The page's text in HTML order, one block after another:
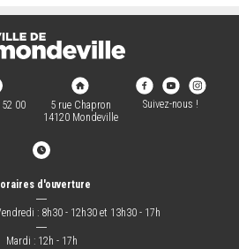
00
5 rue Chapron
14120 Mondeville
Suivez-nous !
d'ouverture
―
: 8h30 - 12h30 et 13h30 - 17h
―
Mardi : 12h - 17h